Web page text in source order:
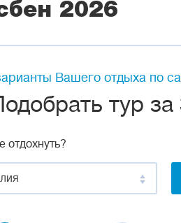
2026
Вашего отдыха по
тур за
отдохнуть?